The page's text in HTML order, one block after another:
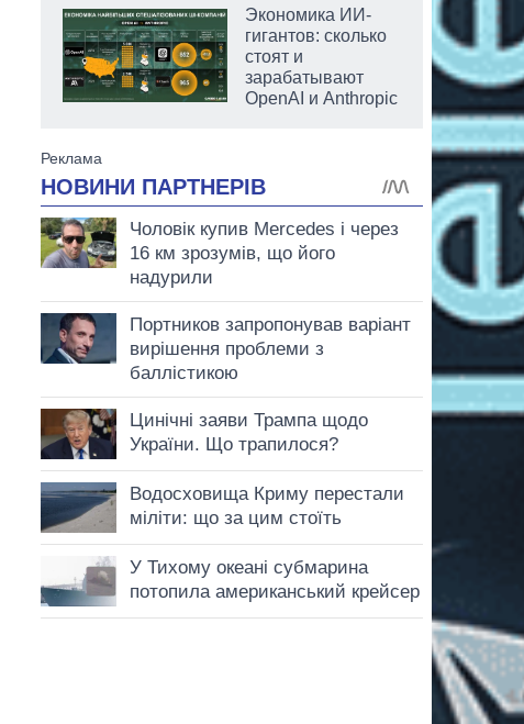
Экономика ИИ-
гигантов: сколько
стоят и
зарабатывают
OpenAI и Anthropic